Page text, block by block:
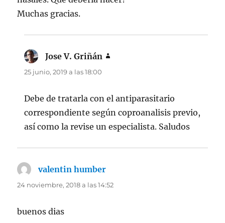
Muchas gracias.
Jose V. Griñán
25 junio, 2019 a las 18:00
Debe de tratarla con el antiparasitario
correspondiente según coproanalisis previo,
así como la revise un especialista. Saludos
valentin humber
24 noviembre, 2018 a las 14:52
buenos dias